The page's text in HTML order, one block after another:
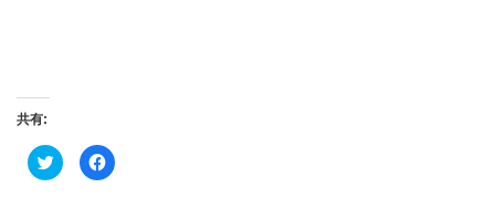
共有:
ク
リ
Facebook
で